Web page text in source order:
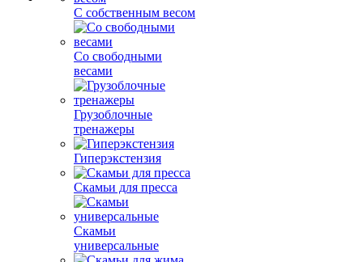
С собственным весом
Со свободными
весами
Грузоблочные
тренажеры
Гиперэкстензия
Скамьи для пресса
Скамьи
универсальные